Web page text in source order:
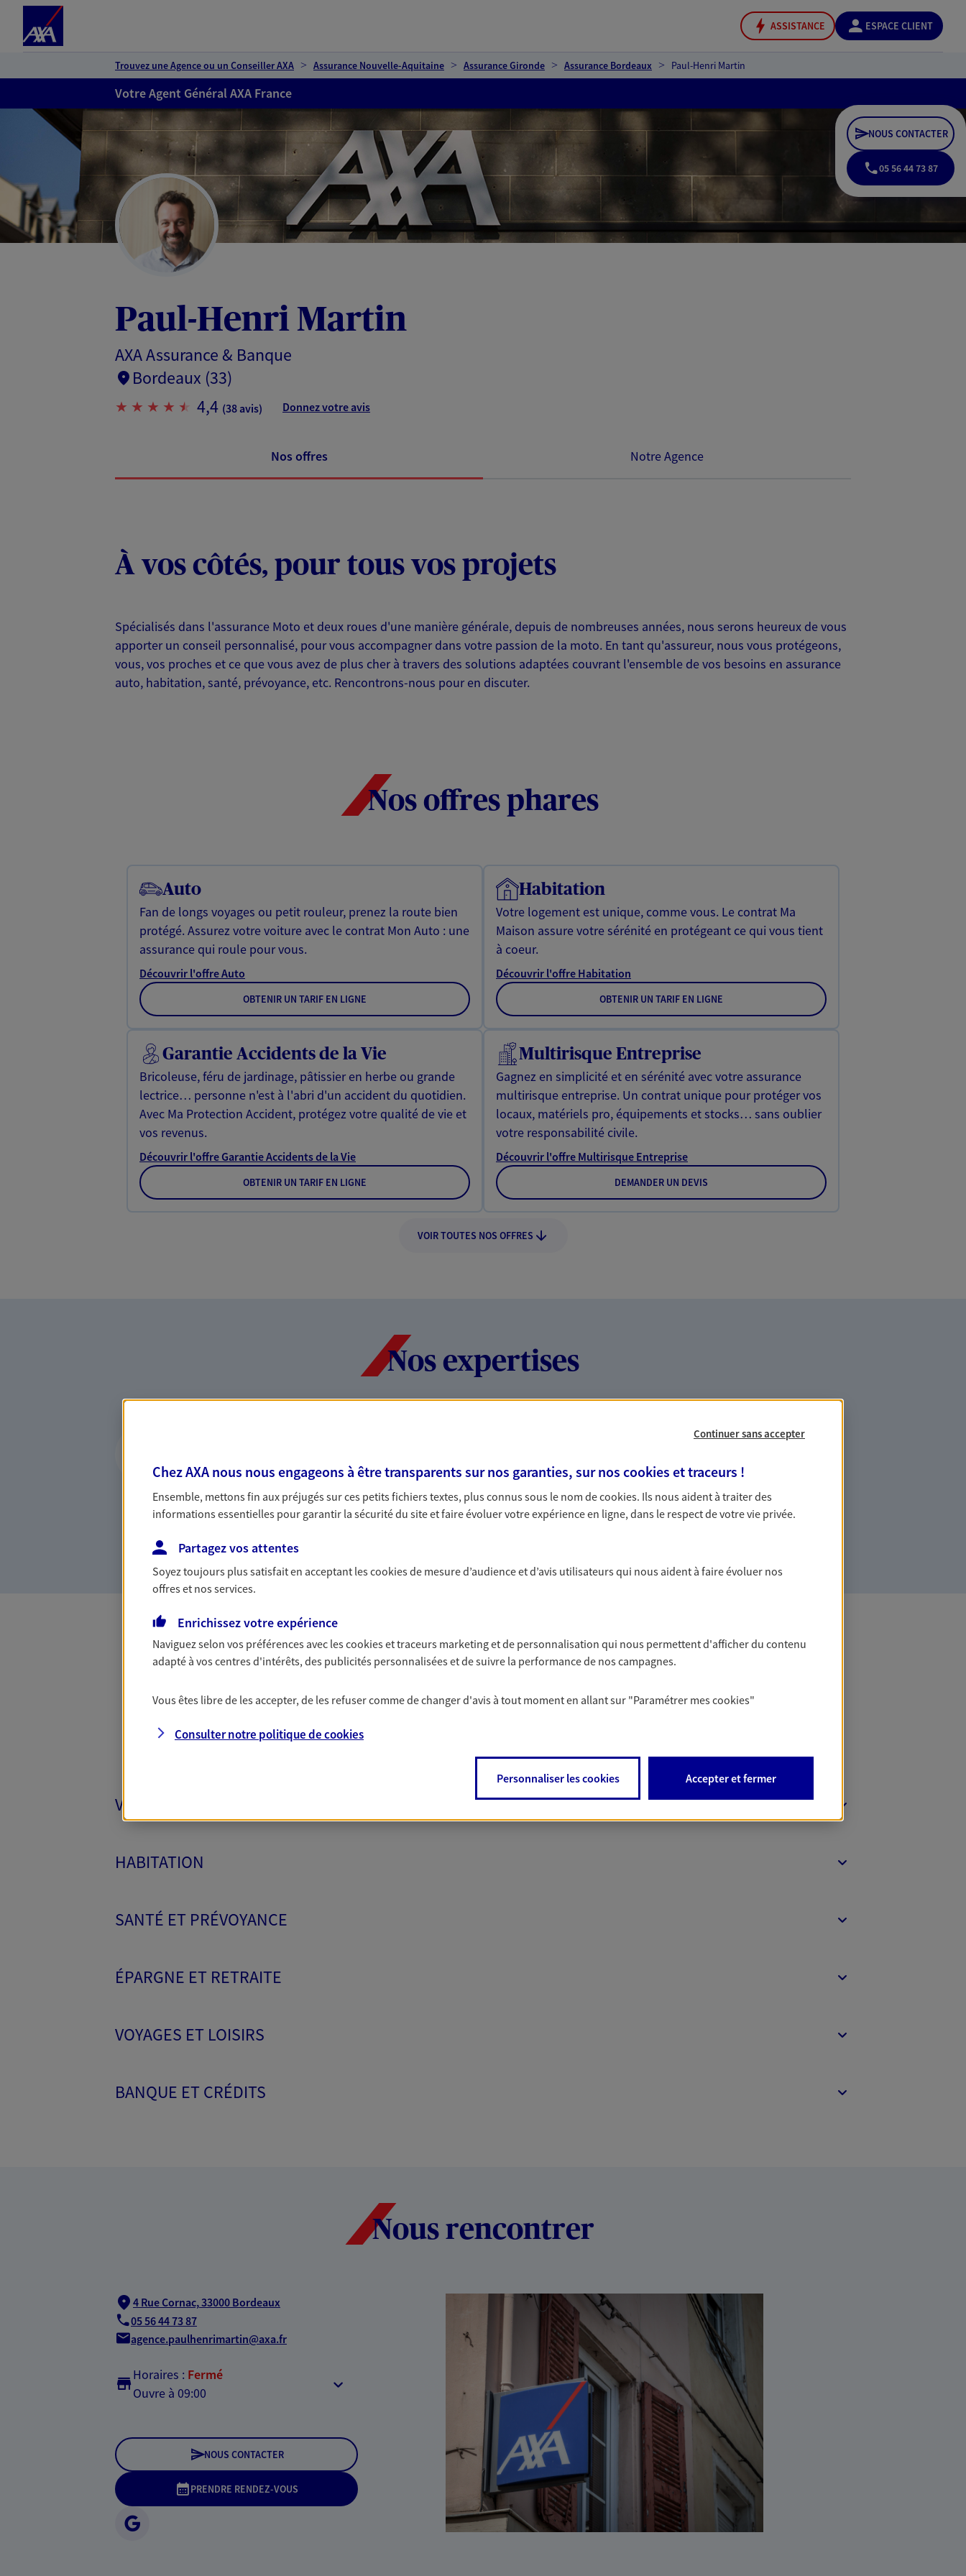
ASSISTANCE ESPACE CLIENT
Trouvez une Agence ou un Conseiller AXA Assurance Nouvelle-Aquitaine Assurance Gironde Assurance Bordeaux Paul-Henri Martin
Votre Agent Général AXA France
Paul-Henri Martin
AXA Assurance & Banque
Bordeaux (33)
4,4 (38 avis) Donnez votre avis
NOUS CONTACTER
05 56 44 73 87
Nos offres Notre Agence
À vos côtés, pour tous vos projets
Spécialisés dans l'assurance Moto et deux roues d'une manière générale, depuis de nombreuses années, nous serons heureux de vous
apporter un conseil personnalisé, pour vous accompagner dans votre passion de la moto. En tant qu'assureur, nous vous protégeons,
vous, vos proches et ce que vous avez de plus cher à travers des solutions adaptées couvrant l'ensemble de vos besoins en assurance
auto, habitation, santé, prévoyance, etc. Rencontrons-nous pour en discuter.
Nos offres phares
Auto
Fan de longs voyages ou petit rouleur, prenez la route bien
protégé. Assurez votre voiture avec le contrat Mon Auto : une
assurance qui roule pour vous.
Découvrir l'offre Auto
OBTENIR UN TARIF EN LIGNE
Habitation
Votre logement est unique, comme vous. Le contrat Ma
Maison assure votre sérénité en protégeant ce qui vous tient
à coeur.
Découvrir l'offre Habitation
OBTENIR UN TARIF EN LIGNE
Garantie Accidents de la Vie
Bricoleuse, féru de jardinage, pâtissier en herbe ou grande
lectrice… personne n'est à l'abri d'un accident du quotidien.
Avec Ma Protection Accident, protégez votre qualité de vie et
vos revenus.
Découvrir l'offre Garantie Accidents de la Vie
OBTENIR UN TARIF EN LIGNE
Multirisque Entreprise
Gagnez en simplicité et en sérénité avec votre assurance
multirisque entreprise. Un contrat unique pour protéger vos
locaux, matériels pro, équipements et stocks… sans oublier
votre responsabilité civile.
Découvrir l'offre Multirisque Entreprise
DEMANDER UN DEVIS
VOIR TOUTES NOS OFFRES
Nos expertises
votre vie, c'est ainsi que nous concevons notre métier : dans
la confiance et la proximité. C'est en apprenant à vous
Accompagner les professionnels et les
bâtissons ensemble des solutions cohérentes pour protéger
votre activité, vos collaborateurs... mais aussi vous-même et
Toutes nos offres Assurance & Banque
VÉHICULES
HABITATION
SANTÉ ET PRÉVOYANCE
ÉPARGNE ET RETRAITE
VOYAGES ET LOISIRS
BANQUE ET CRÉDITS
Nous rencontrer
4 Rue Cornac,33000 Bordeaux
05 56 44 73 87
agence.paulhenrimartin@axa.fr
Horaires : Fermé
Ouvre à 09:00
NOUS CONTACTER
PRENDRE RENDEZ-VOUS
Continuer sans accepter
Chez AXA nous nous engageons à être transparents sur nos garanties, sur nos cookies et traceurs !
Ensemble, mettons fin aux préjugés sur ces petits fichiers textes, plus connus sous le nom decookies. Ils nous aident à traiter des
informations essentielles pour garantir la sécurité du site et faire évoluer votre expérience en ligne, dans le respect de votre vie privée.
Partagez vos attentes
Soyez toujours plus satisfait en acceptant lescookiesde mesure d’audience et d’avis utilisateurs qui nous aident à faire évoluer nos
offres et nos services.
Enrichissez votre expérience
Naviguez selon vos préférences avec lescookies et traceurs marketing et de personnalisation qui nous permettent d'afficher du contenu
adapté à vos centres d'intérêts, des publicités personnalisées et de suivre la performance de nos campagnes.
Vous êtes libre de les accepter, de les refuser comme de changer d'avis à tout moment en allant sur "Paramétrer mescookies"
Consulter notre politique decookies
Personnaliser les cookies Accepter et fermer